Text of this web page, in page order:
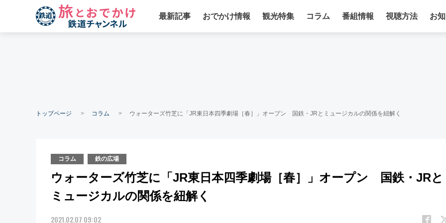
最新記事 おでかけ情報 観光特集 コラム 番組情報 視聴方法 お
トップページ コラム ウォーターズ竹芝に「JR東日本四季劇場［春］」オープン 国鉄・JRとミュージカルの関係を紐解く
コラム 鉄の広場
ウォーターズ竹芝に「JR東日本四季劇場［春］」オープン 国鉄・JRと
ミュージカルの関係を紐解く
2021.02.07 09:02